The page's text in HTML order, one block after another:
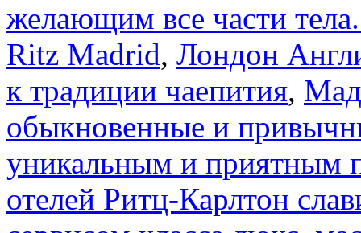
желающим все части
Ritz Madrid, Лондон
к традиции чаепития,
обыкновенные и
уникальным и приятным
отелей Ритц-Карлтон